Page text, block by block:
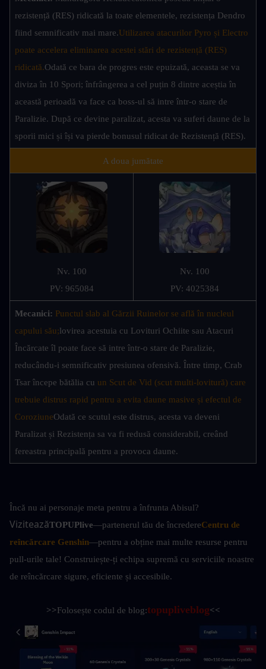
rezistență (RES) ridicată la toate elementele, rezistența Dendro
fiind semnificativ mai mare.Utilizarea atacurilor Pyro și Electro
poate accelera eliminarea acestei stări de rezistență (RES)
ridicată.Odată ce bara de progres este epuizată, aceasta se va
diviza în 10 Spori; înfrângerea a cel puțin 8 dintre aceștia în
această perioadă va face ca boss-ul să intre într-o stare de
Paralizie. După ce devine paralizat, acesta va suferi daune de la
sporii mici și își va pierde bonusul ridicat de Rezistență (RES).
A doua jumătate
Nv. 100
PV: 965084
Nv. 100
PV: 4025384
Mecanici: Punctul slab al Gărzii Ruinelor se află în nucleul
capului său;lovirea acestuia cu Lovituri Ochiite sau Atacuri
Încărcate îl poate face să intre într-o stare de Paralizie,
reducându-i semnificativ presiunea ofensivă. Între timp, Crab
Tsar începe bătălia cu un Scut de Vid (scut multi-lovitură) care
trebuie distrus rapid pentru a evita daune masive și efectul de
CoroziuneOdată ce scutul este distrus, acesta va deveni
Paralizat și Rezistența sa va fi redusă considerabil, creând
fereastra principală pentru a provoca daune.
Încă nu ai personaje meta pentru a înfrunta Abisul?
ViziteazăTOPUPlive—partenerul tău de încredereCentru de
reîncărcare Genshin—pentru a obține mai multe resurse pentru
pull-urile tale! Construiește-ți echipa supremă cu serviciile noastre
de reîncărcare sigure, eficiente și accesibile.
>>Folosește codul de blog:topupliveblog<<